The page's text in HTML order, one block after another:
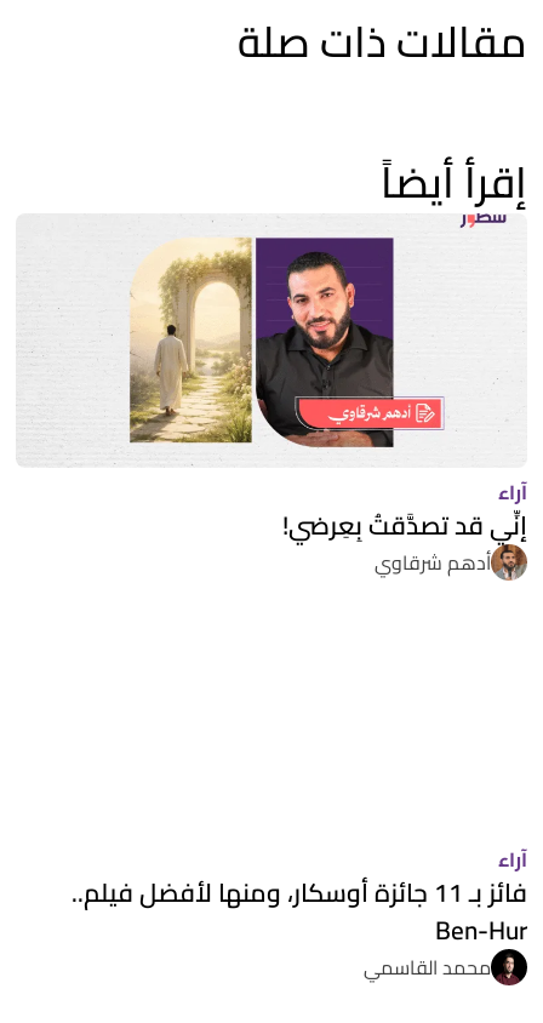
مقالات ذات صلة
إقرأ أيضاً
آراء
إنِّي قد تصدَّقتُ بِعِرضي!
أدهم شرقاوي
آراء
فائز بـ 11 جائزة أوسكار، ومنها لأفضل فيلم..
Ben-Hur
محمد القاسمي